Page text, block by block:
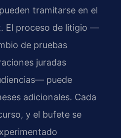
tramitarse en el
El proceso de litigio —
de pruebas
juradas
puede
adicionales. Cada
y el bufete se